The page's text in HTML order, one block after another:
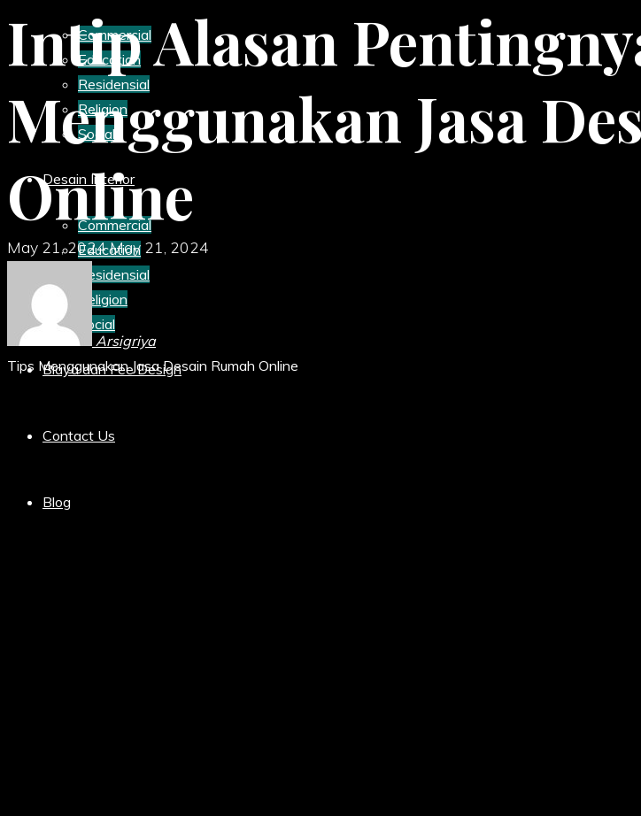
Commercial
Education
Residensial
Religion
Social
Desain Interior
Commercial
Education
Residensial
Religion
Social
Biaya dan Fee Design
Contact Us
Blog
Intip Alasan
Menggunakan Jasa
Online
May 21, 2024May 21, 2024
Arsigriya
Tips Menggunakan Jasa Desain Rumah Online